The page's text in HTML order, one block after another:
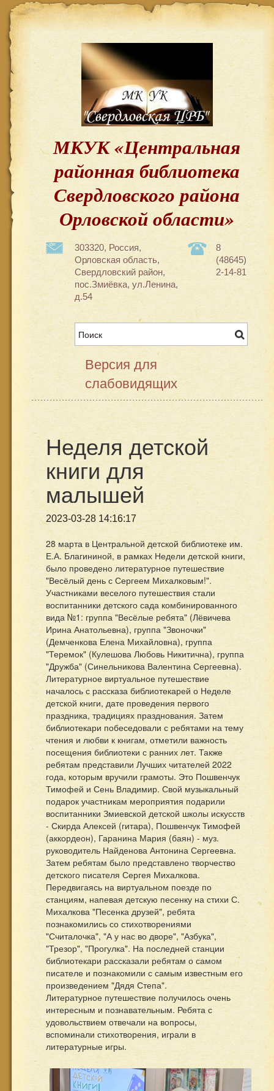
МКУК «Центральная
районная библиотека
Свердловского района
Орловской области»
303320, Россия,
Орловская область,
Свердловский район,
пос.Змиёвка, ул.Ленина,
д.54
8
(48645)
2-14-81
Версия для
слабовидящих
Неделя детской
книги для
малышей
2023-03-28 14:16:17
28 марта в Центральной детской библиотеке им.
Е.А. Благининой, в рамках Недели детской книги,
было проведено литературное путешествие
"Весёлый день с Сергеем Михалковым!".
Участниками веселого путешествия стали
воспитанники детского сада комбинированного
вида №1: группа "Весёлые ребята" (Лёвичева
Ирина Анатольевна), группа "Звоночки"
(Демченкова Елена Михайловна), группа
"Теремок" (Кулешова Любовь Никитична), группа
"Дружба" (Синельникова Валентина Сергеевна).
Литературное виртуальное путешествие
началось с рассказа библиотекарей о Неделе
детской книги, дате проведения первого
праздника, традициях празднования. Затем
библиотекари побеседовали с ребятами на тему
чтения и любви к книгам, отметили важность
посещения библиотеки с ранних лет. Также
ребятам представили Лучших читателей 2022
года, которым вручили грамоты. Это Пошвенчук
Тимофей и Сень Владимир. Свой музыкальный
подарок участникам мероприятия подарили
воспитанники Змиевской детской школы искусств
- Скирда Алексей (гитара), Пошвенчук Тимофей
(аккордеон), Гаранина Мария (баян) - муз.
руководитель Найденова Антонина Сергеевна.
Затем ребятам было представлено творчество
детского писателя Сергея Михалкова.
Передвигаясь на виртуальном поезде по
станциям, напевая детскую песенку на стихи С.
Михалкова "Песенка друзей", ребята
познакомились со стихотворениями
"Считалочка", "А у нас во дворе", "Азбука",
"Трезор", "Прогулка". На последней станции
библиотекари рассказали ребятам о самом
писателе и познакомили с самым известным его
произведением "Дядя Степа".
Литературное путешествие получилось очень
интересным и познавательным. Ребята с
удовольствием отвечали на вопросы,
вспоминали стихотворения, играли в
литературные игры.